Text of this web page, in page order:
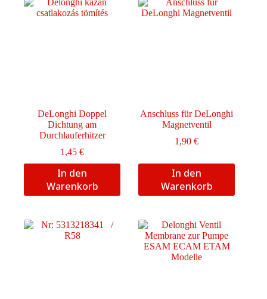
DeLonghi Doppel
Dichtung am
Durchlauferhitzer
1,45€
In den
Warenkorb
Anschluss für DeLonghi
Magnetventil
1,90€
In den
Warenkorb